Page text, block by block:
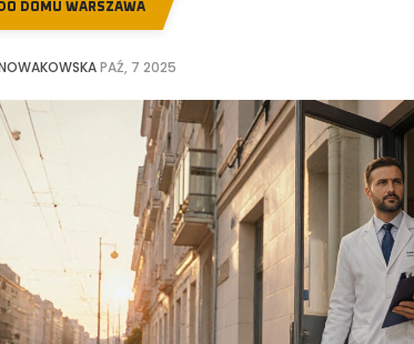
DOMU WARSZAWA
PAŹ, 7 2025